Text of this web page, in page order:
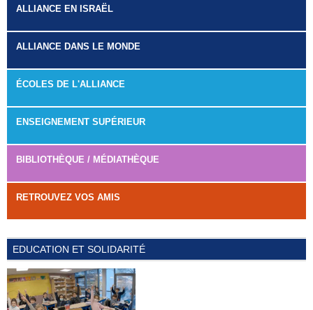
ALLIANCE EN ISRAËL
ALLIANCE DANS LE MONDE
ÉCOLES DE L'ALLIANCE
ENSEIGNEMENT SUPÉRIEUR
BIBLIOTHÈQUE / MÉDIATHÈQUE
RETROUVEZ VOS AMIS
EDUCATION ET SOLIDARITÉ